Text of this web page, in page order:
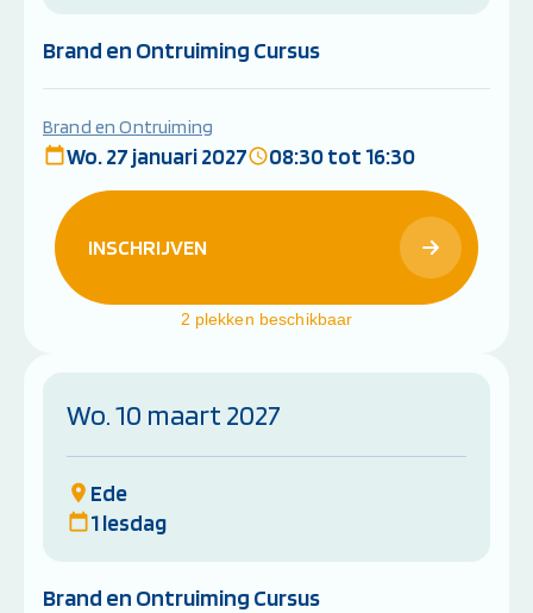
Brand en Ontruiming Cursus
Brand en Ontruiming
Wo. 27 januari 2027 08:30 tot 16:30
INSCHRIJVEN
2 plekken beschikbaar
Wo. 10 maart 2027
Ede
1 lesdag
Brand en Ontruiming Cursus